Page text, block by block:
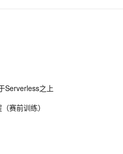
智能和物联网实现数字化
：直接调用7000+开源
Serverless之上
赛前训练）